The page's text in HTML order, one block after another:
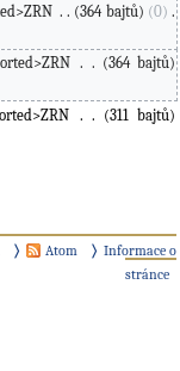
364 bajtů 0 ‎
‎
364 bajtů
‎
311 bajtů
Atom
Informace o
stránce